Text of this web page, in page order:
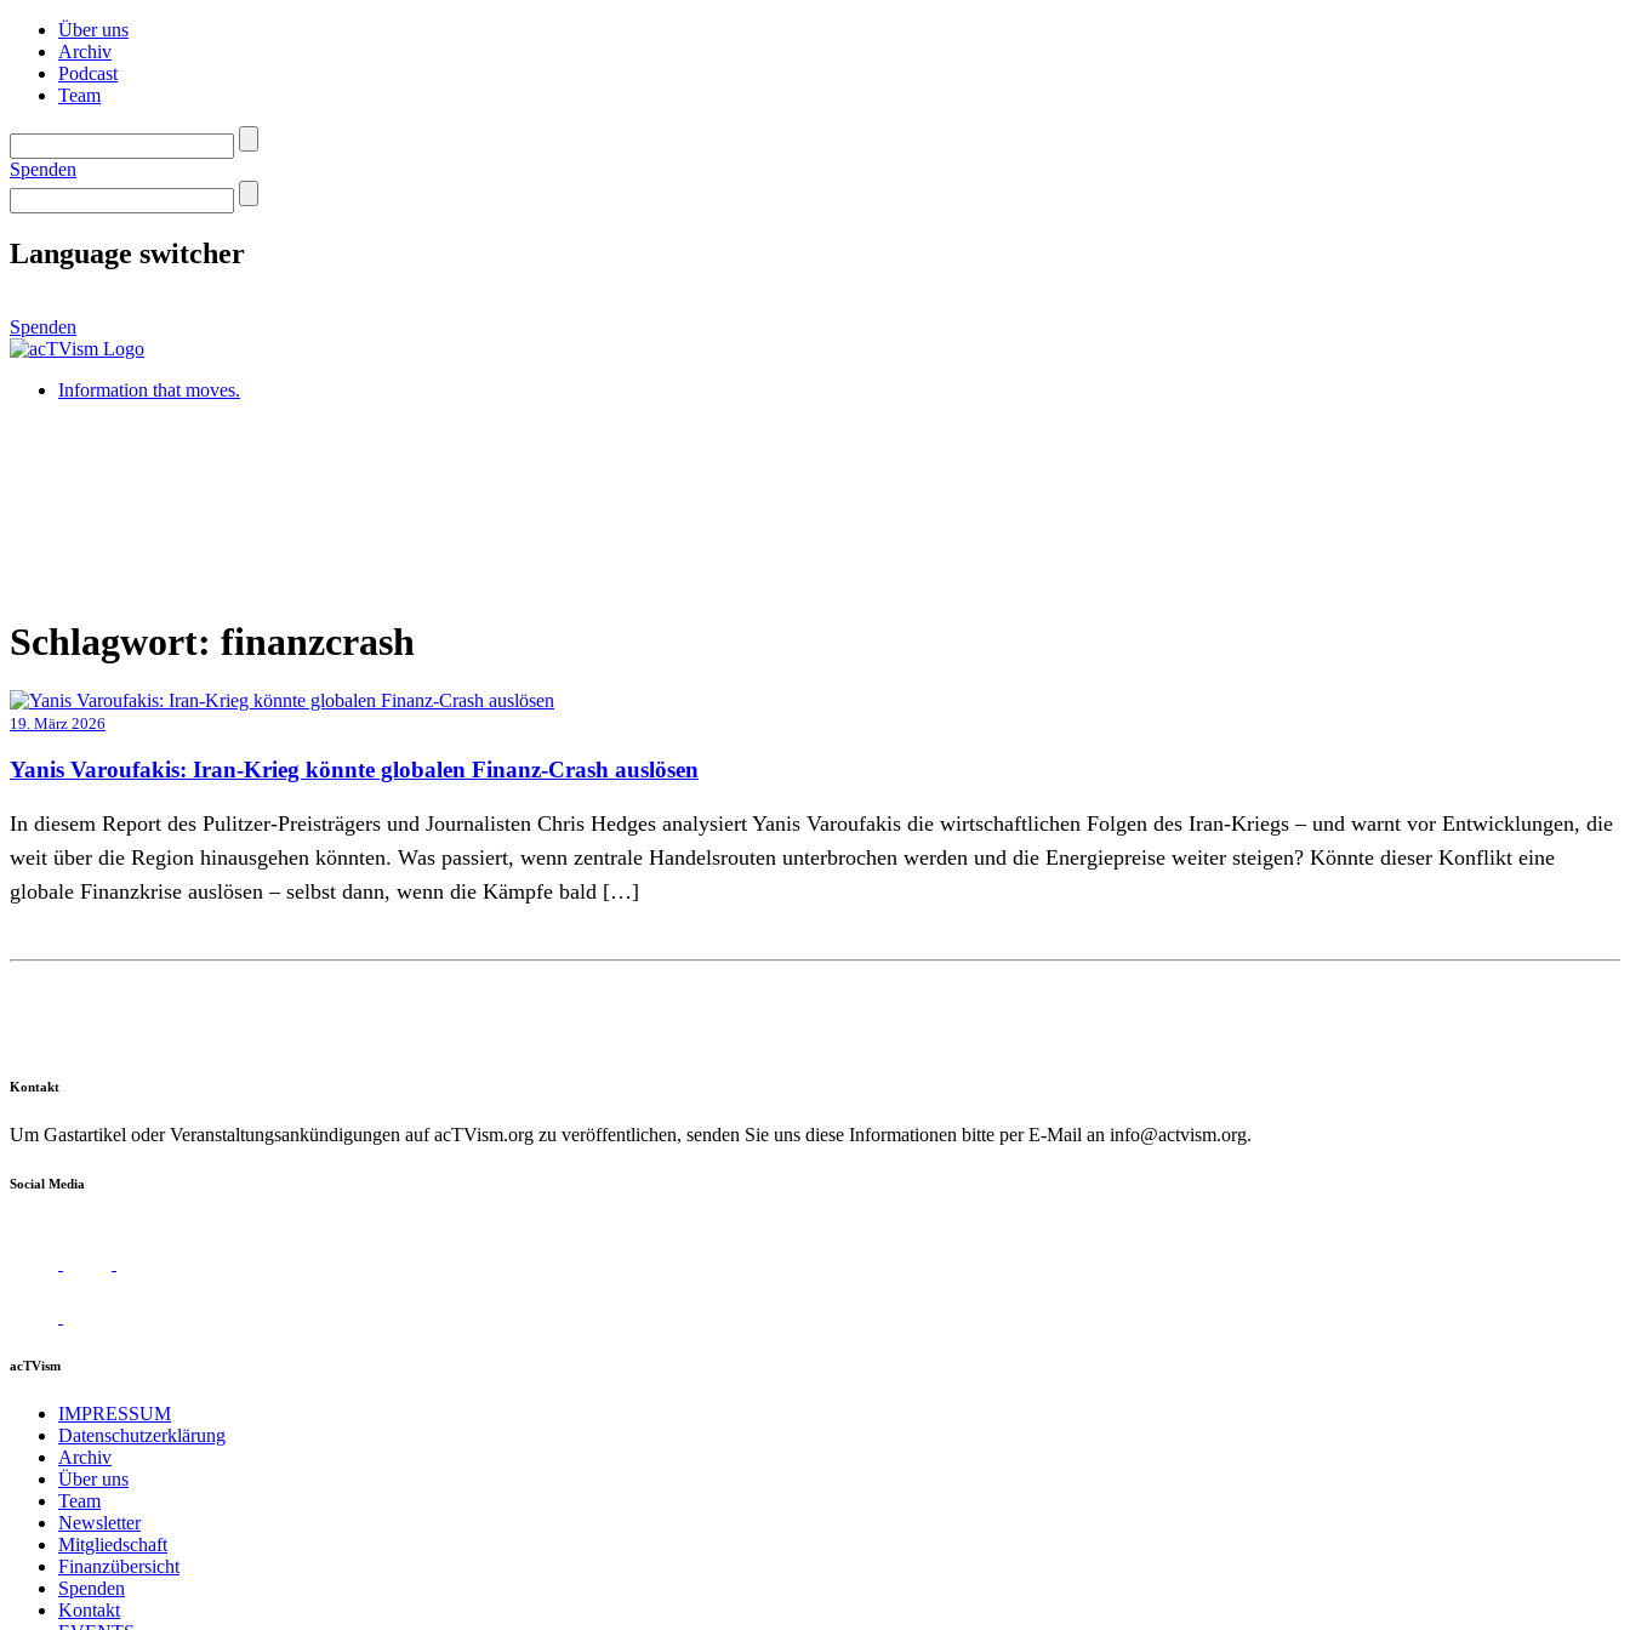
Über uns
Archiv
Podcast
Team
Spenden
Language switcher
Spenden
Information that moves.
Schlagwort: finanzcrash
19. März 2026
Yanis Varoufakis: Iran-Krieg könnte globalen Finanz-Crash auslösen
In diesem Report des Pulitzer-Preisträgers und Journalisten Chris Hedges analysiert Yanis Varoufakis die wirtschaftlichen Folgen des Iran-Kriegs – und warnt vor Entwicklungen, die
weit über die Region hinausgehen könnten. Was passiert, wenn zentrale Handelsrouten unterbrochen werden und die Energiepreise weiter steigen? Könnte dieser Konflikt eine
globale Finanzkrise auslösen – selbst dann, wenn die Kämpfe bald […]
Kontakt
Um Gastartikel oder Veranstaltungsankündigungen auf acTVism.org zu veröffentlichen, senden Sie uns diese Informationen bitte per E-Mail an info@actvism.org.
Social Media
acTVism
IMPRESSUM
Datenschutzerklärung
Archiv
Über uns
Team
Newsletter
Mitgliedschaft
Finanzübersicht
Spenden
Kontakt